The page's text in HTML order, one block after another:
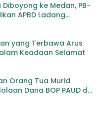
ke Medan, PB-
APBD Ladang
yang Terbawa Arus
Keadaan Selamat
Orang Tua Murid
Dana BOP PAUD di